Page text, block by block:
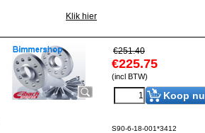
Klik hier
€251.40
€225.75
(incl BTW)
Koop nu
S90-6-18-001*3412